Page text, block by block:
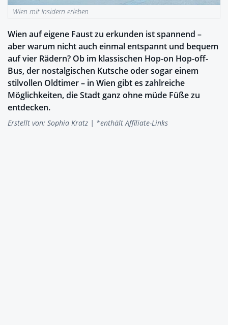
Wien mit Insidern erleben
Wien auf eigene Faust zu erkunden ist spannend –
aber warum nicht auch einmal entspannt und bequem
auf vier Rädern? Ob im klassischen Hop-on Hop-off-
Bus, der nostalgischen Kutsche oder sogar einem
stilvollen Oldtimer – in Wien gibt es zahlreiche
Möglichkeiten, die Stadt ganz ohne müde Füße zu
entdecken.
Erstellt von: Sophia Kratz | *enthält Affiliate-Links